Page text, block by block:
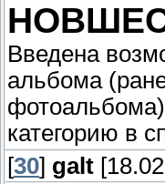
Введена
альбома
категорию в
[30] galt